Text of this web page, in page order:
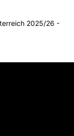
2025/26 -